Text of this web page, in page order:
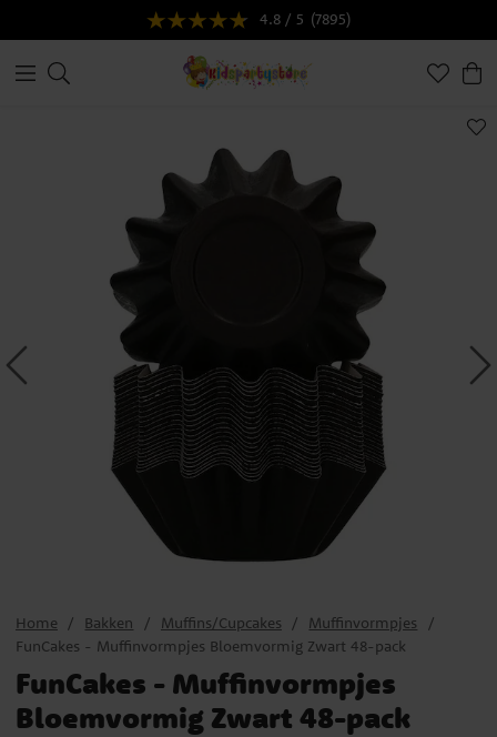
4.8 / 5 (7895)
Home Bakken Muffins/Cupcakes
Muffinvormpjes
FunCakes - Muffinvormpjes Bloemvormig Zwart 48-pack
FunCakes - Muffinvormpjes
Bloemvormig Zwart 48-pack